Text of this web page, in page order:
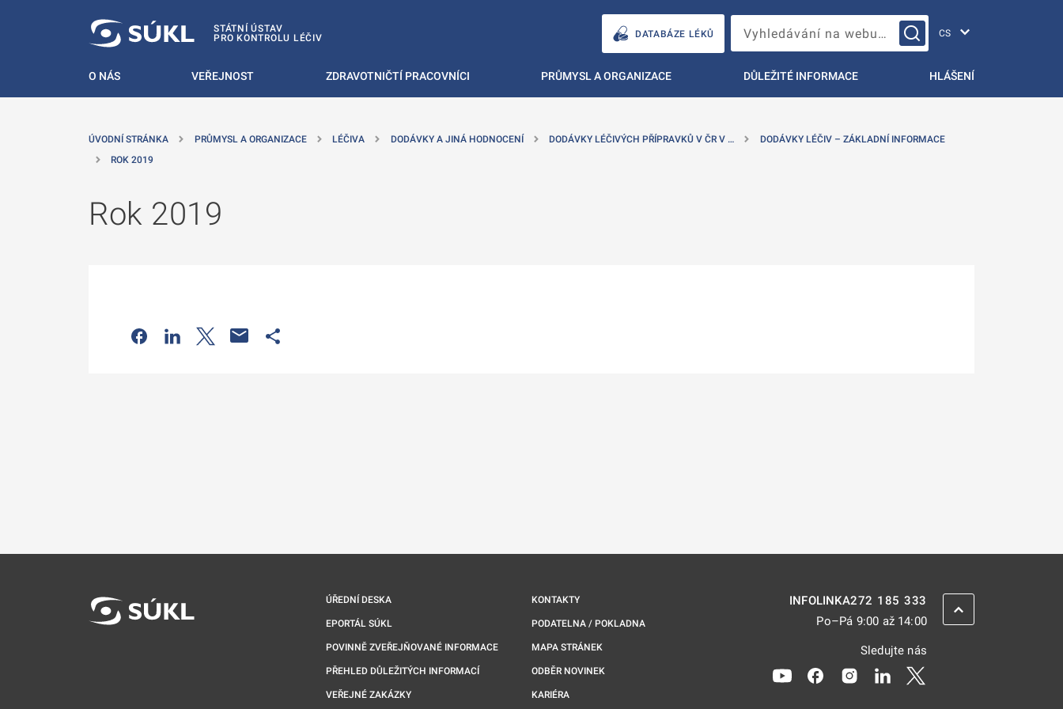
STÁTNÍ ÚSTAV
PRO KONTROLU LÉČIV
DATABÁZE LÉKŮ Vyhledávání na webu…
O NÁS VEŘEJNOST ZDRAVOTNIČTÍ PRACOVNÍCI PRŮMYSL A ORGANIZACE DŮLEŽITÉ INFORMACE HLÁŠENÍ
ÚVODNÍ STRÁNKA PRŮMYSL A ORGANIZACE LÉČIVA DODÁVKY A JINÁ HODNOCENÍ DODÁVKY LÉČIVÝCH PŘÍPRAVKŮ V ČR V …
DODÁVKY LÉČIV – ZÁKLADNÍ INFORMACE
ROK 2019
Rok 2019
Odkaz se otevře na nové kartě
Odkaz se otevře na nové kartě
Odkaz se otevře na nové kartě
ÚŘEDNÍ DESKA
EPORTÁL SÚKL
POVINNĚ ZVEŘEJŇOVANÉ INFORMACE
PŘEHLED DŮLEŽITÝCH INFORMACÍ
VEŘEJNÉ ZAKÁZKY
KONTAKTY
PODATELNA / POKLADNA
MAPA STRÁNEK
ODBĚR NOVINEK
KARIÉRA
INFOLINKA272 185 333
Po–Pá 9:00 až 14:00
Sledujte nás
Odkaz se otevře na nové kartě
Odkaz se otevře na nové kartě
Odkaz se otevře na nové kartě
Odkaz se otevře na nové
ZPĚT NAHORU